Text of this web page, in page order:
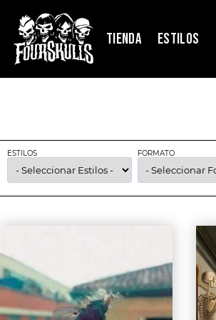
TIENDA ESTILOS
ESTILOS FORMATO